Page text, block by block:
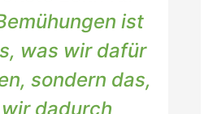
ist
was wir dafür
sondern das,
dadurch